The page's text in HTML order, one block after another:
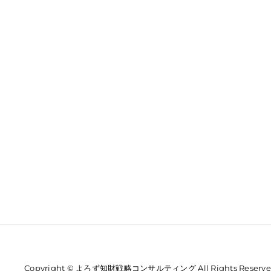
Copyright © よろず知財戦略コンサルティング All Rights